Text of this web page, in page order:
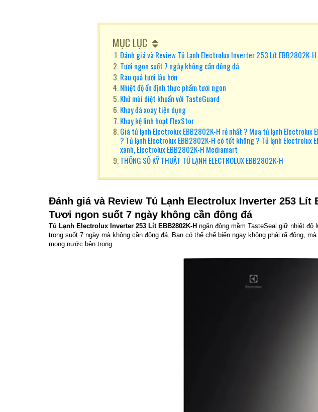
MỤC LỤC
Đánh giá và Review Tủ Lạnh Electrolux Inverter 253 Lít EBB2802K-H
Tươi ngon suốt 7 ngày không cần đông đá
Rau quả tươi lâu hơn
Nhiệt độ ổn định thực phẩm tươi ngon
Khử mùi diệt khuẩn với TasteGuard
Khay đá xoay tiện dụng
Khay kệ linh hoạt FlexStor
Giá tủ lạnh Electrolux EBB2802K-H rẻ nhất ? Mua tủ lạnh Electrolux
? Tủ lạnh Electrolux EBB2802K-H có tốt không ? Tủ lạnh Electrolux
xanh, Electrolux EBB2802K-H Mediamart
THÔNG SỐ KỸ THUẬT TỦ LẠNH ELECTROLUX EBB2802K-H
Đánh giá và Review Tủ Lạnh Electrolux Inverter 253 Lít
Tươi ngon suốt 7 ngày không cần đông đá
Tủ Lạnh Electrolux Inverter 253 Lít EBB2802K-H ngăn đông mềm TasteSeal giữ nhiệt
trong suốt 7 ngày mà không cần đông đá. Bạn có thể chế biến ngay không phải rã đông,
mọng nước bên trong.